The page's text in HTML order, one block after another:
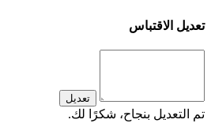
تعديل الاقتباس
تعديل
تم التعديل بنجاح، شكرًا لك.